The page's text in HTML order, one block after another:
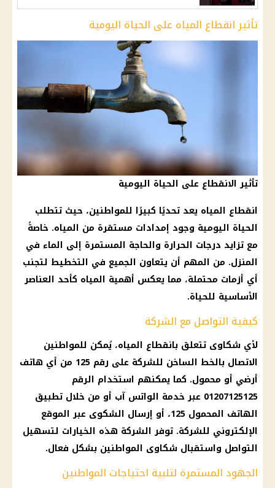
تأثير انقطاع المياه على الحياة اليومية
تأثير الانقطاع على الحياة اليومية
انقطاع المياه يعد تحديًا كبيرًا للمواطنين، حيث تتطلب
الحياة اليومية وجود إمدادات مستقرة من المياه. خاصةً
مع تزايد درجات الحرارة والحاجة المستمرة إلى الماء في
المنزل. من المهم أن يتعاون الجميع في التخطيط لتجنب
أي أزمات محتملة، مما يعكس أهمية المياه كأحد العناصر
الأساسية للحياة.
كيفية التواصل مع الشركة
لأي شكاوى تتعلق بانقطاع المياه، يُمكن للمواطنين
الاتصال بالخط الساخن للشركة على رقم 125 من أي
هاتف
أرضي أو محمول. كما يمكنهم استخدام الرقم
01207125125 عبر خدمة الواتس آب أو من خلال تطبيق
الهاتف المحمول
125، أو إرسال الشكوى عبر الموقع
الإلكتروني للشركة. توفرالشركة هذه الخيارات لتسهيل
التواصل واستقبال شكاوى المواطنين بشكل فعال.
الجهود المستمرة لتلبية احتياجات المواطنين